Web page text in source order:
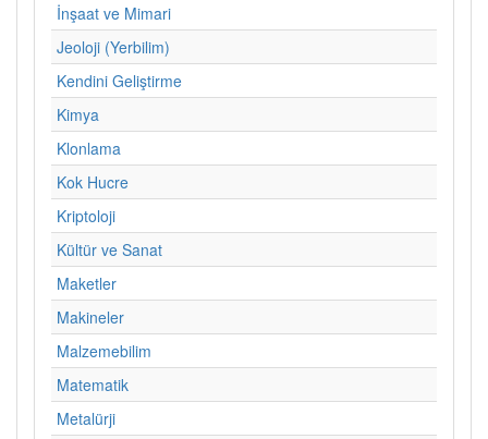
İnşaat ve Mimari
Jeoloji (Yerbilim)
Kendini Geliştirme
Kimya
Klonlama
Kok Hucre
Kriptoloji
Kültür ve Sanat
Maketler
Makineler
Malzemebilim
Matematik
Metalürji